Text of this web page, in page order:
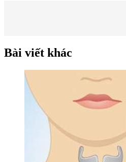
Bài viết khác